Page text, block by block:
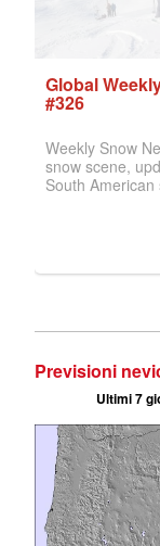
Previsioni
Ultimi 7